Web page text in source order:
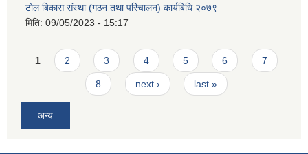
टोल बिकास संस्था (गठन तथा परिचालन) कार्यबिधि २०७९
मिति: 09/05/2023 - 15:17
Pages
1 2 3 4 5 6 7
8 next › last »
अन्य